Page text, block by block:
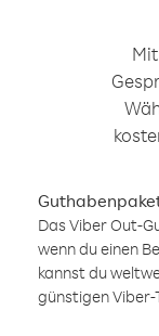
Das Viber Out-
wenn du einen
kannst du
günstigen